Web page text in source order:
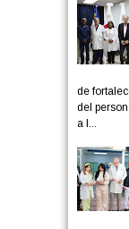
de
del
a l...